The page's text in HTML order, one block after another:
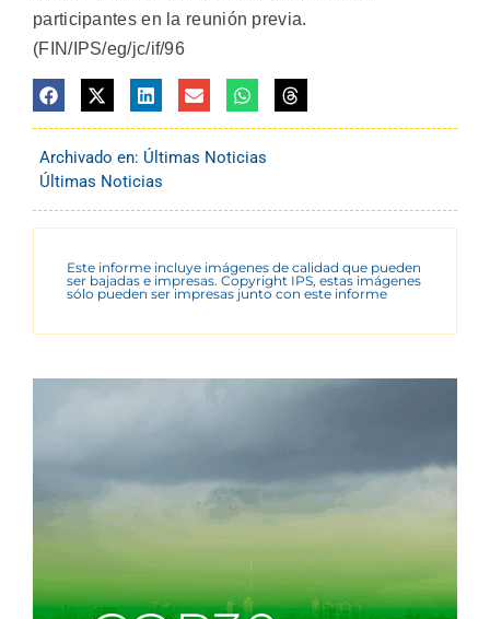
participantes en la reunión previa.
(FIN/IPS/eg/jc/if/96
Archivado en: Últimas Noticias
Últimas Noticias
Este informe incluye imágenes de calidad que pueden
ser bajadas e impresas. Copyright IPS, estas imágenes
sólo pueden ser impresas junto con este informe